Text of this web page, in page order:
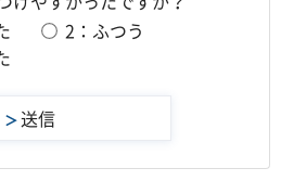
2：ふつう